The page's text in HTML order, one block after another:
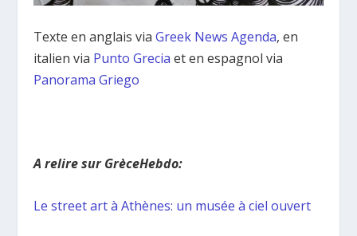
Texte en anglais viaGreek News Agenda, en
italien via Punto Grecia et en espagnol via
Panorama Griego
A relire sur GrèceHebdo:
Le street art à Athènes: un musée à ciel ouvert